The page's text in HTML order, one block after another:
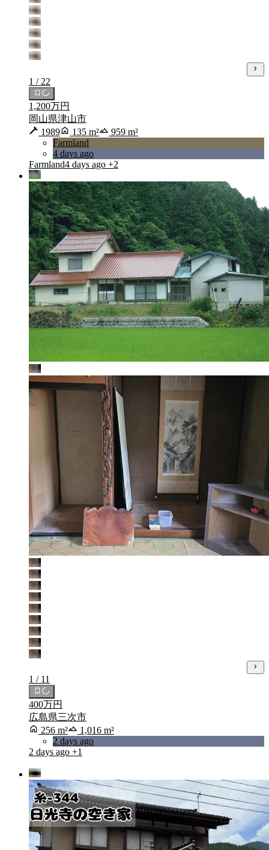
1 / 22
1,200万円
岡山県津山市
1989
135 m²
959 m²
Farmland
4 days ago
Farmland4 days ago +2
1 / 11
400万円
広島県三次市
256 m²
1,016 m²
2 days ago
2 days ago +1